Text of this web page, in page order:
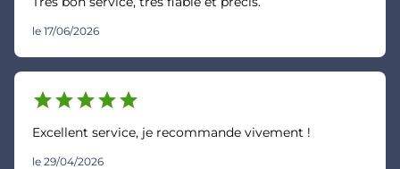
le 17/06/2026
starstarstarstarstar
Excellent service, je recommande vivement !
le 29/04/2026